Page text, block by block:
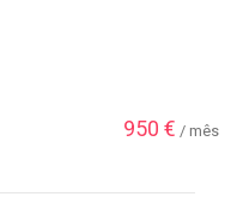
950 € / mês